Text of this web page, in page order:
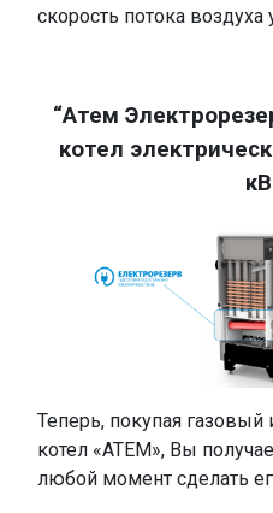
скорость потока воздуха
“Атем
котел
Теперь, покупая
котел «АТЕМ», Вы
любой момент сделать